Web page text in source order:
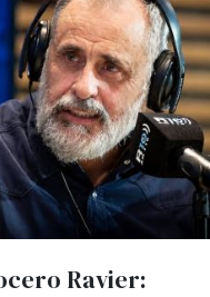
Ravier: